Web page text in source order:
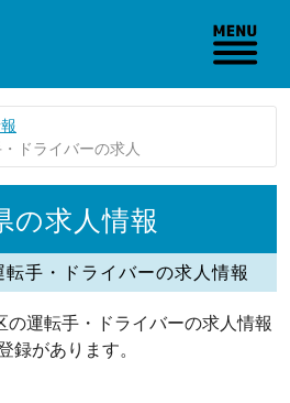
ドライバーの求人
の求人情報
手・ドライバーの求人情報
運転手・ドライバーの求人情報
録があります。